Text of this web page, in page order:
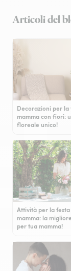
Articoli del
Decorazioni per la
mamma con fiori:
floreale unico!
Attività per la
mamma: la
per tua mamma!